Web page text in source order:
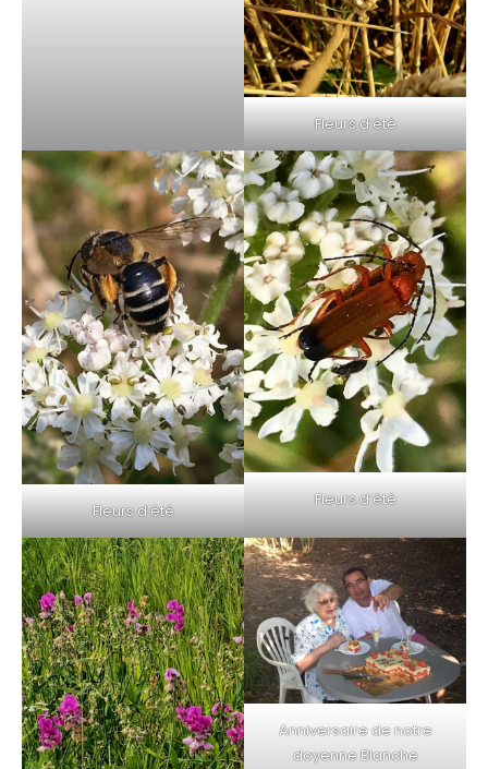
Fleurs d’été
Fleurs d’été
Fleurs d’été
Anniversaire de notre
doyenne Blanche